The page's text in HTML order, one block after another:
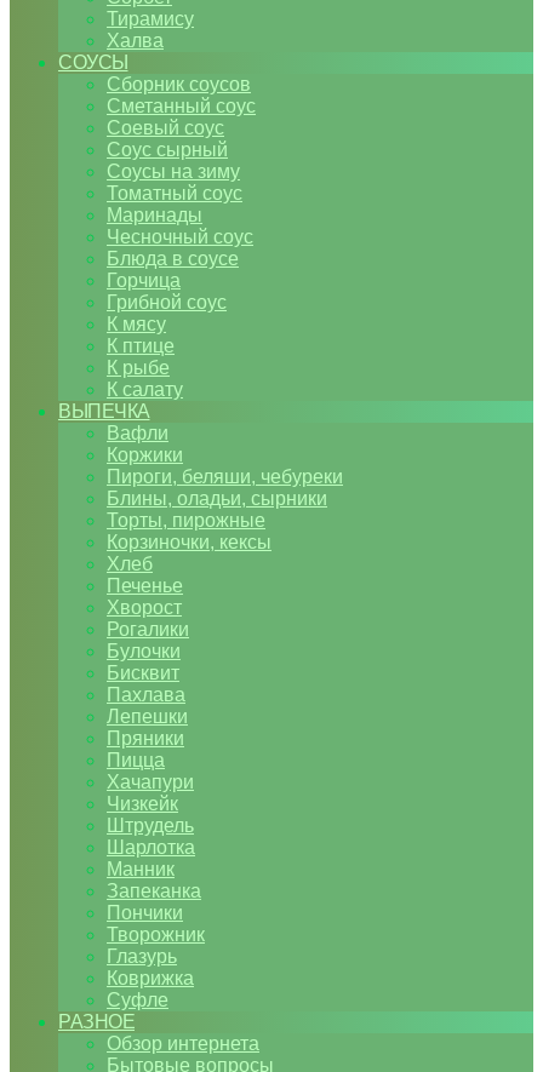
Тирамису
Халва
СОУСЫ
Сборник соусов
Сметанный соус
Соевый соус
Соус сырный
Соусы на зиму
Томатный соус
Маринады
Чесночный соус
Блюда в соусе
Горчица
Грибной соус
К мясу
К птице
К рыбе
К салату
ВЫПЕЧКА
Вафли
Коржики
Пироги, беляши, чебуреки
Блины, оладьи, сырники
Торты, пирожные
Корзиночки, кексы
Хлеб
Печенье
Хворост
Рогалики
Булочки
Бисквит
Пахлава
Лепешки
Пряники
Пицца
Хачапури
Чизкейк
Штрудель
Шарлотка
Манник
Запеканка
Пончики
Творожник
Глазурь
Коврижка
Суфле
РАЗНОЕ
Обзор интернета
Бытовые вопросы